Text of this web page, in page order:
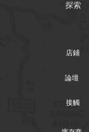
探索
店鋪
論壇
接觸